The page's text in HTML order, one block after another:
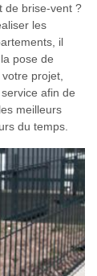
de brise-vent ?
les
il
pose de
projet,
afin de
meilleurs
du temps.